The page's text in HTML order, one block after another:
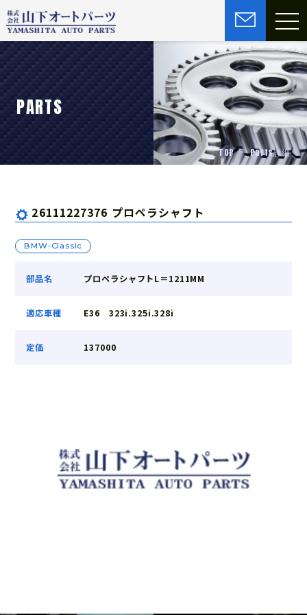
PARTS
TOP Parts詳細
26111227376 プロペラシャフト
BMW-Classic
部品名 プロペラシャフトL＝1211MM
適応車種 E36 323i.325i.328i
定価 137000